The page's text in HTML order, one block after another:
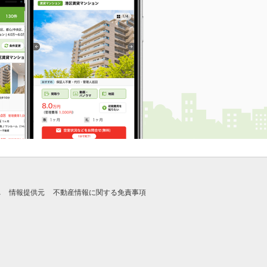
情報提供元 不動産情報に関する免責事項